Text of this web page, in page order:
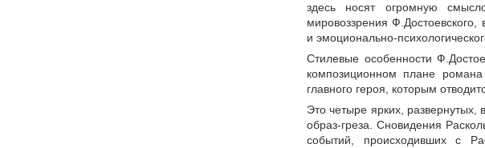
здесь носят огромную
мировоззрения
и эмоционально-
Стилевые особенности
композиционном плане
главного героя, которым
Это четыре ярких,
образ-греза. Сновидения
событий, происходивших с